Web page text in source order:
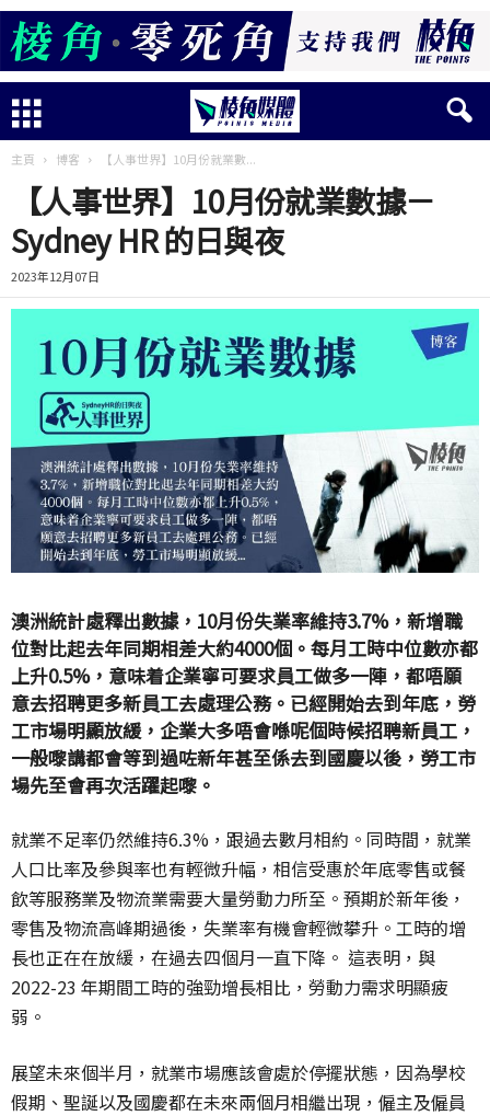
主頁 博客 【人事世界】10月份就業數...
【人事世界】10月份就業數據－
Sydney HR 的日與夜
2023年12月07日
澳洲統計處釋出數據，10月份失業率維持3.7%，新增職
位對比起去年同期相差大約4000個。每月工時中位數亦都
上升0.5%，意味着企業寧可要求員工做多一陣，都唔願
意去招聘更多新員工去處理公務。已經開始去到年底，勞
工市場明顯放緩，企業大多唔會喺呢個時候招聘新員工，
一般嚟講都會等到過咗新年甚至係去到國慶以後，勞工市
場先至會再次活躍起嚟。
就業不足率仍然維持6.3%，跟過去數月相約。同時間，就業
人口比率及參與率也有輕微升幅，相信受惠於年底零售或餐
飲等服務業及物流業需要大量勞動力所至。預期於新年後，
零售及物流高峰期過後，失業率有機會輕微攀升。工時的增
長也正在在放緩，在過去四個月一直下降。 這表明，與
2022-23 年期間工時的強勁增長相比，勞動力需求明顯疲
弱。
展望未來個半月，就業市場應該會處於停擺狀態，因為學校
假期、聖誕以及國慶都在未來兩個月相繼出現，僱主及僱員